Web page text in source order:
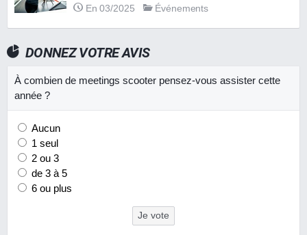
En 03/2025 Événements
DONNEZ VOTRE AVIS
À combien de meetings scooter pensez-vous assister cette
année ?
Aucun
1 seul
2 ou 3
de 3 à 5
6 ou plus
Je vote